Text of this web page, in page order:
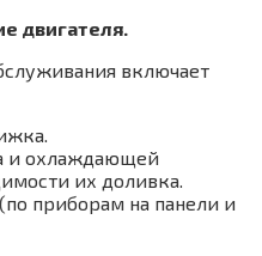
двигателя.
включает
и охлаждающей
их доливка.
приборам на панели и